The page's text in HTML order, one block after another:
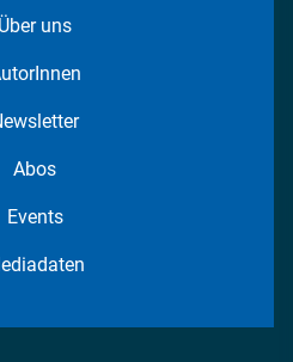
Über uns
Abos
Events